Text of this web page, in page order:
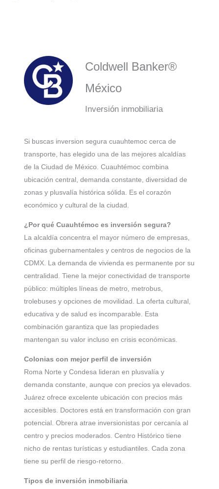
Coldwell Banker®
México
Inversión inmobiliaria
Si buscas inversion segura cuauhtemoc cerca de
transporte, has elegido una de las mejores alcaldías
de la Ciudad de México. Cuauhtémoc combina
ubicación central, demanda constante, diversidad de
zonas y plusvalía histórica sólida. Es el corazón
económico y cultural de la ciudad.
¿Por qué Cuauhtémoc es inversión segura?
La alcaldía concentra el mayor número de empresas,
oficinas gubernamentales y centros de negocios de la
CDMX. La demanda de vivienda es permanente por su
centralidad. Tiene la mejor conectividad de transporte
público: múltiples líneas de metro, metrobus,
trolebuses y opciones de movilidad. La oferta cultural,
educativa y de salud es incomparable. Esta
combinación garantiza que las propiedades
mantengan su valor incluso en crisis económicas.
Colonias con mejor perfil de inversión
Roma Norte y Condesa lideran en plusvalía y
demanda constante, aunque con precios ya elevados.
Juárez ofrece excelente ubicación con precios más
accesibles. Doctores está en transformación con gran
potencial. Obrera atrae inversionistas por cercanía al
centro y precios moderados. Centro Histórico tiene
nicho de rentas turísticas y estudiantiles. Cada zona
tiene su perfil de riesgo-retorno.
Tipos de inversión inmobiliaria